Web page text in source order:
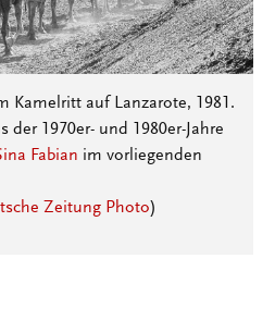
Kamelritt auf Lanzarote, 1981.
der 1970er- und 1980er-Jahre
Fabian im vorliegenden
Zeitung Photo)